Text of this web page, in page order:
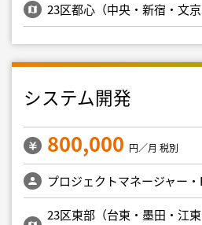
23区都心（中央・新宿・文
システム開発
800,000 円／月 税別
プロジェクトマネージャー
23区東部（台東・墨田・江